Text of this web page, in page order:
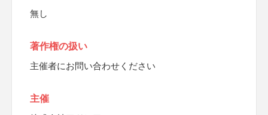
無し
著作権の扱い
主催者にお問い合わせください
主催